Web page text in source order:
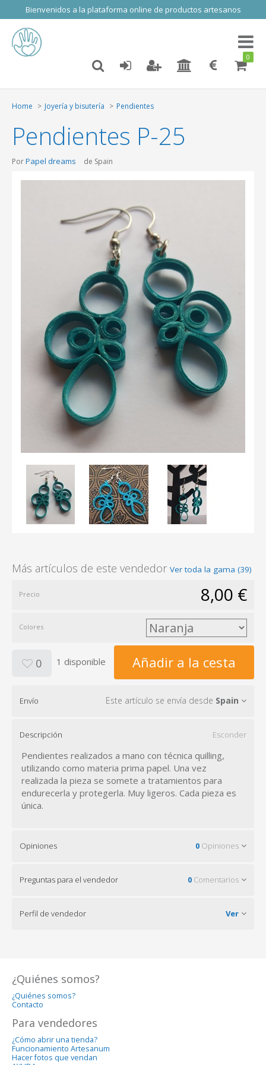
Bienvenidos a la plataforma online de productos artesanos
Toggle
0
Home Joyería y bisutería Pendientes
Pendientes P-25
PorPapel dreams de Spain
Más artículos de este vendedor Ver toda la gama (39)
Precio 8,00 €
Colores
0 1 disponible Añadir a la cesta
Envío Este artículo se envía desde Spain
Descripción Esconder
Pendientes realizados a mano con técnica quilling,
utilizando como materia prima papel. Una vez
realizada la pieza se somete a tratamientos para
endurecerla y protegerla. Muy ligeros. Cada pieza es
única.
Opiniones 0 Opiniones
Preguntas para el vendedor 0 Comentarios
Perfil de vendedor Ver
¿Quiénes somos?
¿Quiénes somos?
Contacto
Para vendedores
¿Cómo abrir una tienda?
Funcionamiento Artesanum
Hacer fotos que vendan